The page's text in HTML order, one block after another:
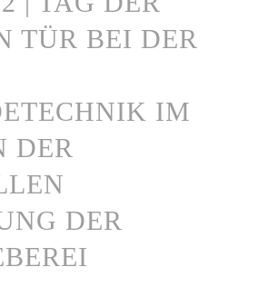
TÜR BEI DER
IM
DER
DER